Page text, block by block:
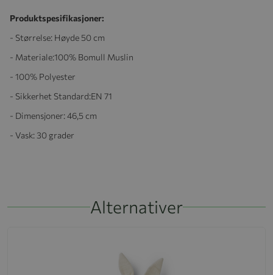
Produktspesifikasjoner:
- Størrelse: Høyde 50 cm
- Materiale:100% Bomull Muslin
- 100% Polyester
- Sikkerhet Standard:EN 71
- Dimensjoner:46,5 cm
- Vask: 30 grader
Alternativer